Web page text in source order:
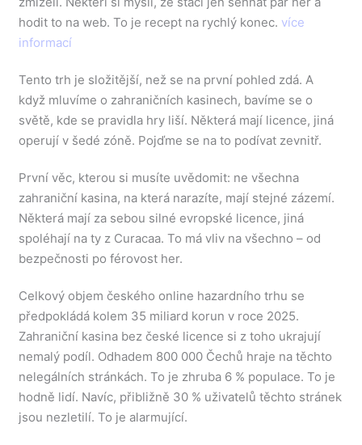
hodit to na web. To je recept na rychlý konec. více
informací
Tento trh je složitější, než se na první pohled zdá. A
když mluvíme o zahraničních kasinech, bavíme se o
světě, kde se pravidla hry liší. Některá mají licence, jiná
operují v šedé zóně. Pojďme se na to podívat zevnitř.
První věc, kterou si musíte uvědomit: ne všechna
zahraniční kasina, na která narazíte, mají stejné zázemí.
Některá mají za sebou silné evropské licence, jiná
spoléhají na ty z Curacaa. To má vliv na všechno – od
bezpečnosti po férovost her.
Celkový objem českého online hazardního trhu se
předpokládá kolem 35 miliard korun v roce 2025.
Zahraniční kasina bez české licence si z toho ukrajují
nemalý podíl. Odhadem 800 000 Čechů hraje na těchto
nelegálních stránkách. To je zhruba 6 % populace. To je
hodně lidí. Navíc, přibližně 30 % uživatelů těchto stránek
jsou nezletilí. To je alarmující.